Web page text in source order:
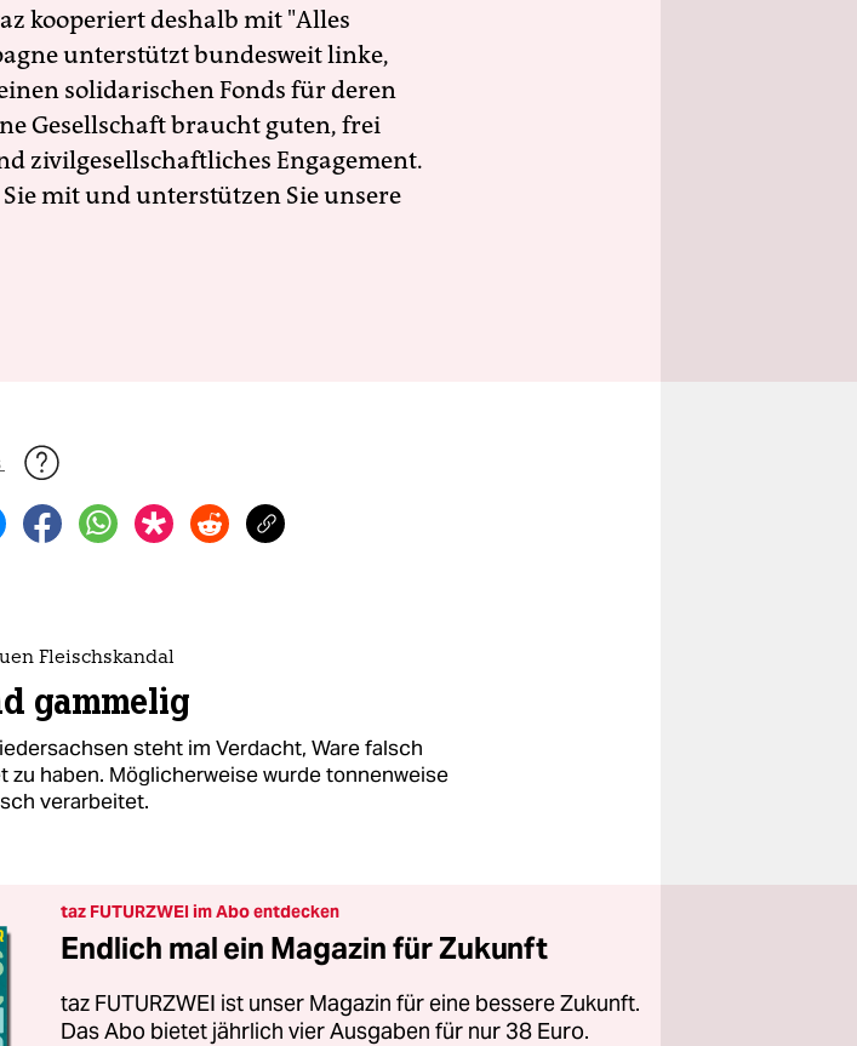
kooperiert deshalb mit "Alles
unterstützt bundesweit linke,
solidarischen Fonds für deren
Gesellschaft braucht guten, frei
zivilgesellschaftliches Engagement.
mit und unterstützen Sie unsere
Fleischskandal
gammelig
steht im Verdacht, Ware falsch
zu haben. Möglicherweise wurde tonnenweise
verarbeitet.
taz FUTURZWEI im Abo entdecken
Endlich mal ein Magazin für Zukunft
taz FUTURZWEI ist unser Magazin für eine bessere Zukunft.
Das Abo bietet jährlich vier Ausgaben für nur 38 Euro.